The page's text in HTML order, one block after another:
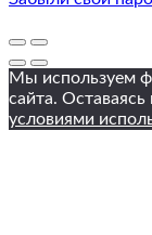
Мы используем
сайта.
условиями